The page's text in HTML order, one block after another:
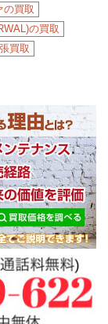
の買取
の買取
買取